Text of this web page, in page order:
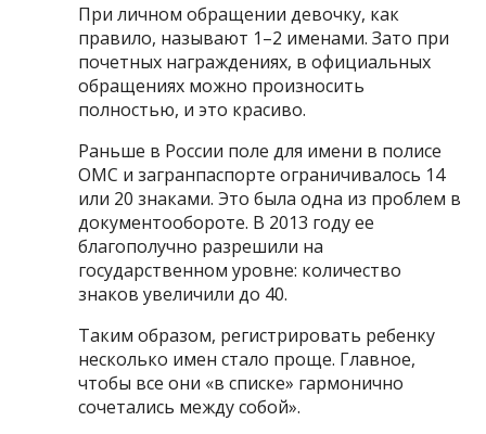
При личном обращении девочку, как
правило, называют 1–2 именами. Зато при
почетных награждениях, в официальных
обращениях можно произносить
полностью, и это красиво.
Раньше в России поле для имени в полисе
ОМС и загранпаспорте ограничивалось 14
или 20 знаками. Это была одна из проблем в
документообороте. В 2013 году ее
благополучно разрешили на
государственном уровне: количество
знаков увеличили до 40.
Таким образом, регистрировать ребенку
несколько имен стало проще. Главное,
чтобы все они «в списке» гармонично
сочетались между собой».